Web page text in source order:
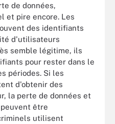
de données,
et pire encore. Les
des identifiants
d'utilisateurs
semble légitime, ils
pour rester dans le
périodes. Si les
d'obtenir des
la perte de données et
être
utilisent